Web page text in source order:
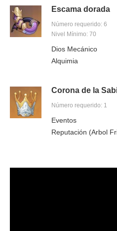
Escama dorada
Número requerido: 6
Nivel Mínimo: 70
Dios Mecánico
Alquimia
Corona de la
Número requerido: 1
Eventos
Reputación (Arbol